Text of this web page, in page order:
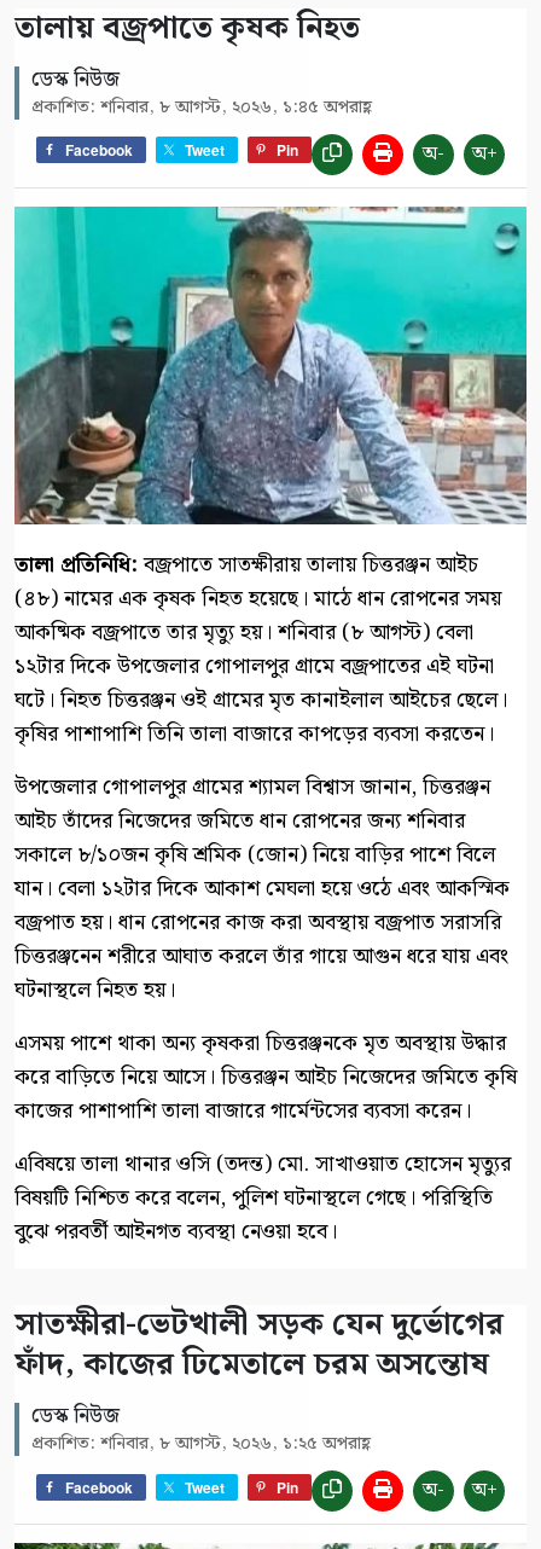
তালায় বজ্রপাতে কৃষক নিহত
ডেস্ক নিউজ
প্রকাশিত: শনিবার, ৮ আগস্ট, ২০২৬, ১:৪৫ অপরাহ্ণ
Facebook Tweet Pin অ- অ+
‎তালা প্রতিনিধি:‎বজ্রপাতে সাতক্ষীরায় তালায় চিত্তরঞ্জন আইচ
(৪৮) নামের এক কৃষক নিহত হয়েছে। মাঠে ধান রোপনের সময়
আকষ্মিক বজ্রপাতে তার মৃত্যু হয়। শনিবার (৮ আগস্ট) বেলা
১২টার দিকে উপজেলার গোপালপুর গ্রামে বজ্রপাতের এই ঘটনা
ঘটে। নিহত চিত্তরঞ্জন ওই গ্রামের মৃত কানাইলাল আইচের ছেলে।
কৃষির পাশাপাশি তিনি তালা বাজারে কাপড়ের ব্যবসা করতেন।
‎উপজেলার গোপালপুর গ্রামের শ্যামল বিশ্বাস জানান, চিত্তরঞ্জন
আইচ তাঁদের নিজেদের জমিতে ধান রোপনের জন্য শনিবার
সকালে ৮/১০জন কৃষি শ্রমিক (জোন) নিয়ে বাড়ির পাশে বিলে
যান। বেলা ১২টার দিকে আকাশ মেঘলা হয়ে ওঠে এবং আকস্মিক
বজ্রপাত হয়। ধান রোপনের কাজ করা অবস্থায় বজ্রপাত সরাসরি
চিত্তরঞ্জনেন শরীরে আঘাত করলে তাঁর গায়ে আগুন ধরে যায় এবং
ঘটনাস্থলে নিহত হয়।
এসময় পাশে থাকা অন্য কৃষকরা চিত্তরঞ্জনকে মৃত অবস্থায় উদ্ধার
করে বাড়িতে নিয়ে আসে। চিত্তরঞ্জন আইচ নিজেদের জমিতে কৃষি
কাজের পাশাপাশি তালা বাজারে গার্মেন্টসের ব্যবসা করেন।
‎এবিষয়ে তালা থানার ওসি (তদন্ত) মো. সাখাওয়াত হোসেন মৃত্যুর
বিষয়টি নিশ্চিত করে বলেন, পুলিশ ঘটনাস্থলে গেছে। পরিস্থিতি
বুঝে পরবর্তী আইনগত ব্যবস্থা নেওয়া হবে।
সাতক্ষীরা-ভেটখালী সড়ক যেন দুর্ভোগের
ফাঁদ, কাজের ঢিমেতালে চরম অসন্তোষ
ডেস্ক নিউজ
প্রকাশিত: শনিবার, ৮ আগস্ট, ২০২৬, ১:২৫ অপরাহ্ণ
Facebook Tweet Pin অ- অ+